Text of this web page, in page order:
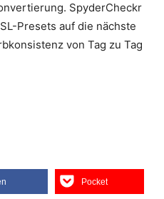
SpyderCheckr
Presets auf die nächste
von Tag zu Tag
Pocket